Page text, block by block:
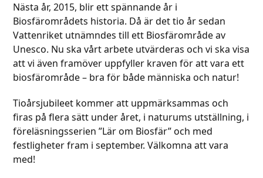
Nästa år, 2015, blir ett spännande år i
Biosfärområdets historia. Då är det tio år sedan
Vattenriket utnämndes till ett Biosfärområde av
Unesco. Nu ska vårt arbete utvärderas och vi ska visa
att vi även framöver uppfyller kraven för att vara ett
biosfärområde – bra för både människa och natur!
Tioårsjubileet kommer att uppmärksammas och
firas på flera sätt under året, i naturums utställning, i
föreläsningsserien ”Lär om Biosfär” och med
festligheter fram i september. Välkomna att vara
med!